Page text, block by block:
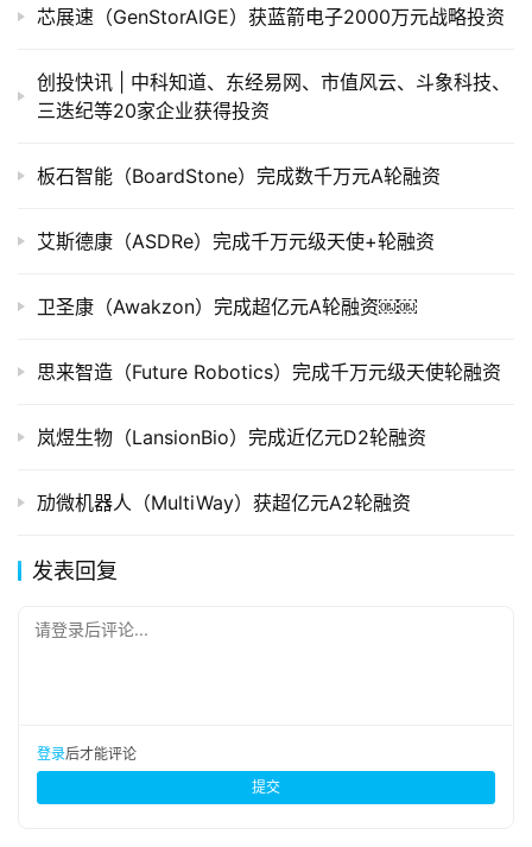
数
创
学
院
芯展速（GenStorAIGE）获蓝箭电子2000万元战略投资
创投快讯 | 中科知道、东经易网、市值风云、斗象科技、​
三迭纪等20家企业获得投资
板石智能（BoardStone）完成数千万元A轮融资
艾斯德康（ASDRe）完成千万元级天使+轮融资
卫圣康（Awakzon）完成超亿元A轮融资￼￼
思来智造（Future Robotics）完成千万元级天使轮融资
岚煜生物（LansionBio）完成近亿元D2轮融资
劢微机器人（MultiWay）获超亿元A2轮融资
发表回复
请登录后评论...
登录后才能评论
提交